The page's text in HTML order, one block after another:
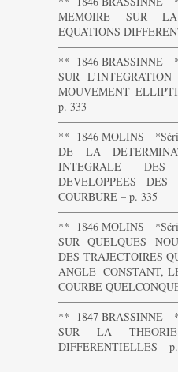
MEMOIRE SUR
EQUATIONS
** 1846
SUR
MOUVEMENT
p. 333
** 1846 MOLINS
DE LA
INTEGRALE DES
DEVELOPPEES
COURBURE – p. 335
** 1846 MOLINS
SUR QUELQUES
DES TRAJECTOIRES
ANGLE CONSTANT,
COURBE
** 1847
SUR LA
DIFFERENTIELLES –